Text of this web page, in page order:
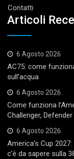
Contatti
Articoli
6 Agosto 2026
AC75: come
sull’acqua
6 Agosto 2026
Come funziona
Challenger,
6 Agosto 2026
America’s Cup
c’è da sapere sulla